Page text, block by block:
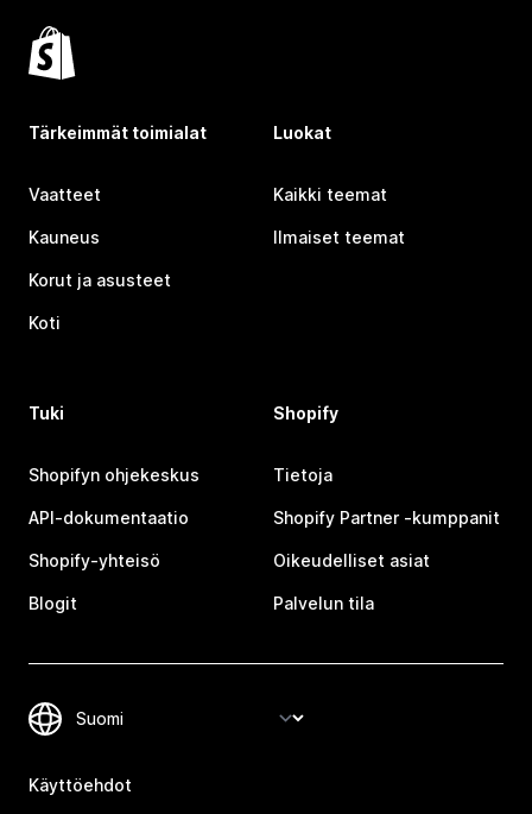
Tärkeimmät toimialat
Vaatteet
Kauneus
Korut ja asusteet
Koti
Luokat
Kaikki teemat
Ilmaiset teemat
Tuki
Shopifyn ohjekeskus
API-dokumentaatio
Shopify-yhteisö
Blogit
Shopify
Tietoja
Shopify Partner ‑kumppanit
Oikeudelliset asiat
Palvelun tila
Käyttöehdot